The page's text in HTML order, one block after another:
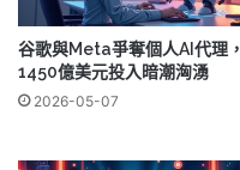
谷歌與Meta爭奪個人AI代理，
1450億美元投入暗潮洶湧
2026-05-07